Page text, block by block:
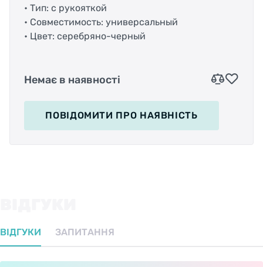
• Тип: с рукояткой
• Совместимость: универсальный
• Цвет: серебряно-черный
Немає в наявності
ПОВІДОМИТИ ПРО НАЯВНІСТЬ
ВІДГУКИ ЗАПИТАННЯ